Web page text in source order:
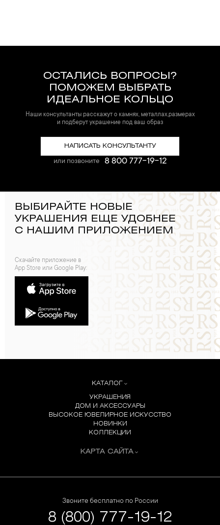
ОСТАЛИСЬ ВОПРОСЫ?
ПОМОЖЕМ ВЫБРАТЬ
ИДЕАЛЬНОЕ КОЛЬЦО
Наши консультанты расскажут о камнях, металлах,размерах
и подберут украшение под ваш образ
НАПИСАТЬ КОНСУЛЬТАНТУ
или позвоните 8 800 777-19-12
ВЫБИРАЙТЕ НОВЫЕ
УКРАШЕНИЯ ЕЩЕ УДОБНЕЕ
С НАШИМ ПРИЛОЖЕНИЕМ
Скачайте приложение в
App Store или Google Play:
КАТАЛОГ
УКРАШЕНИЯ
ДОМ И АКСЕССУАРЫ
ВЫСОКОЕ ЮВЕЛИРНОЕ ИСКУССТВО
НОВИНКИ
КОЛЛЕКЦИИ
КАРТА САЙТА
Звоните бесплатно по России
8 (800) 777-19-12